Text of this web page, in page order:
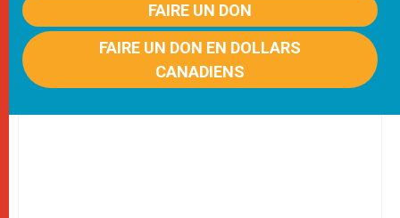
FAIRE UN DON
FAIRE UN DON EN DOLLARS
CANADIENS